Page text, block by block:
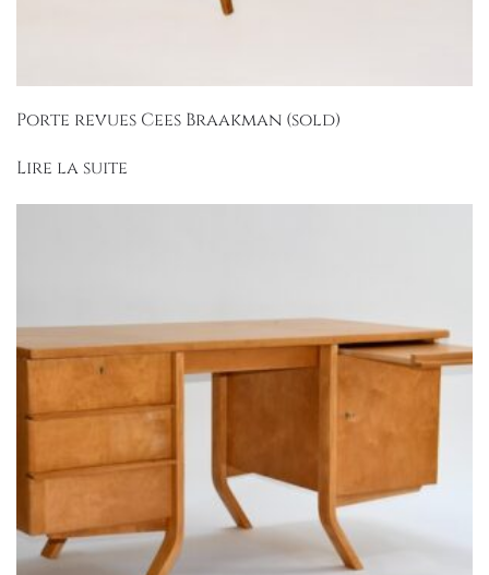
Porte revues Cees Braakman (sold)
Lire la suite